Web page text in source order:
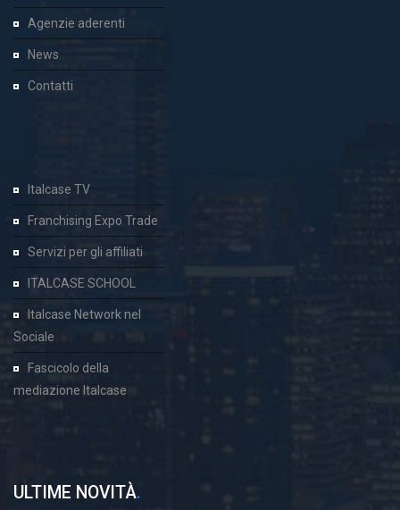
Agenzie aderenti
News
Contatti
Italcase TV
Franchising Expo Trade
Servizi per gli affiliati
ITALCASE SCHOOL
Italcase Network nel
Sociale
Fascicolo della
mediazione Italcase
ULTIME NOVITÀ.